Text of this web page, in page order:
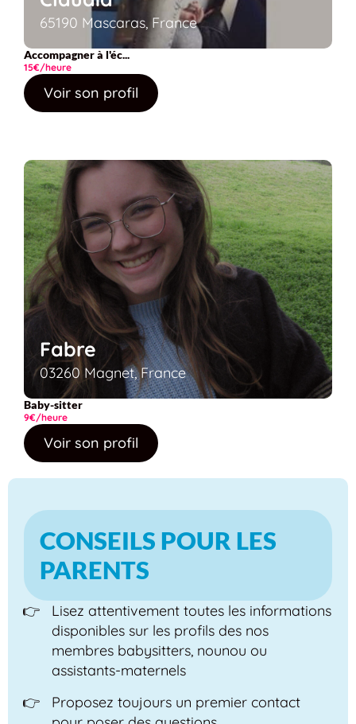
65190 Mascaras, France
Accompagner à l'éc...
15€/heure
Voir son profil
Fabre
03260 Magnet, France
Baby-sitter
9€/heure
Voir son profil
CONSEILS POUR LES
PARENTS
Lisez attentivement toutes les informations
disponibles sur les profils des nos
membres babysitters, nounou ou
assistants-maternels
Proposez toujours un premier contact